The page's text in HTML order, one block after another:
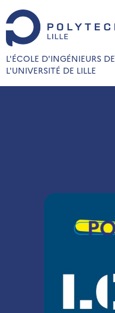
L'ÉCOLE D'INGÉNIEURS DE
L'UNIVERSITÉ DE LILLE